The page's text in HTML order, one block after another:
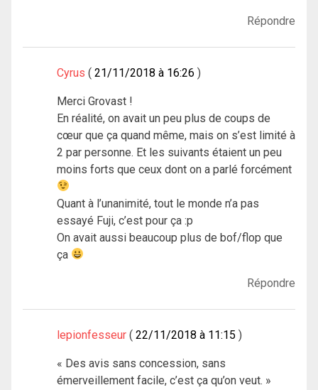
Répondre
Cyrus 21/11/2018 à 16:26
Merci Grovast !
En réalité, on avait un peu plus de coups de
cœur que ça quand même, mais on s’est limité à
2 par personne. Et les suivants étaient un peu
moins forts que ceux dont on a parlé forcément
Quant à l’unanimité, tout le monde n’a pas
essayé Fuji, c’est pour ça :p
On avait aussi beaucoup plus de bof/flop que
ça
Répondre
lepionfesseur 22/11/2018 à 11:15
« Des avis sans concession, sans
émerveillement facile, c’est ça qu’on veut. »